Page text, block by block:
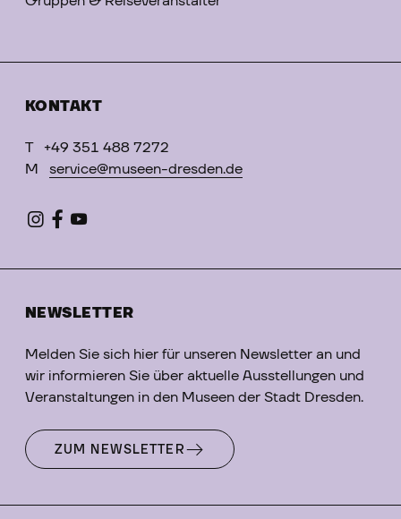
KONTAKT
T
+49 351 488 7272
M
service@museen-dresden.de
NEWSLETTER
Melden Sie sich hier für unseren Newsletter an und
wir informieren Sie über aktuelle Ausstellungen und
Veranstaltungen in den Museen der Stadt Dresden.
ZUM NEWSLETTER